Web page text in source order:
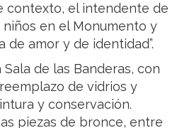
contexto, el intendente de
en el Monumento y
de amor y de identidad”.
de las Banderas, con
de vidrios y
y conservación.
piezas de bronce, entre